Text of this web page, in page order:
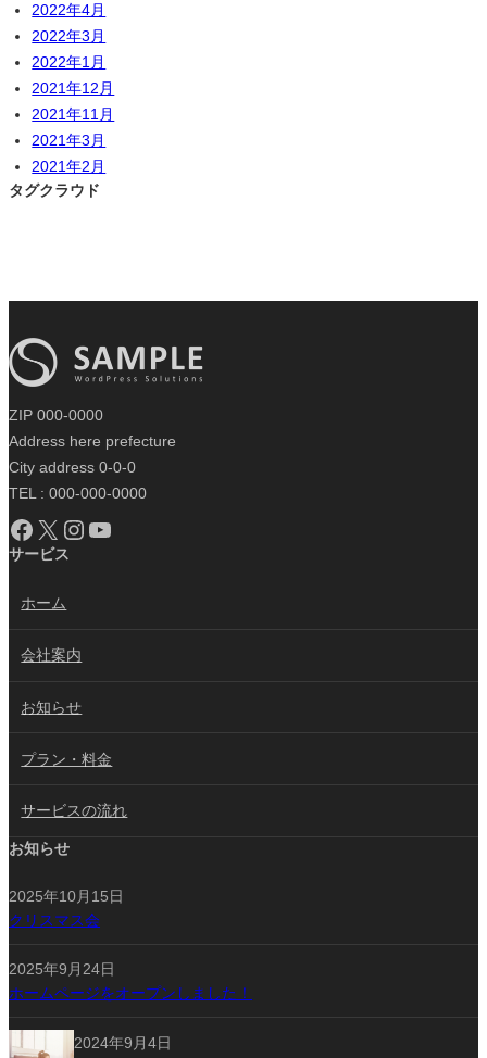
2022年4月
2022年3月
2022年1月
2021年12月
2021年11月
2021年3月
2021年2月
タグクラウド
ZIP 000-0000
Address here prefecture
City address 0-0-0
TEL : 000-000-0000
Facebook X Instagram YouTube
サービス
ホーム
会社案内
お知らせ
プラン・料金
サービスの流れ
お知らせ
2025年10月15日
クリスマス会
2025年9月24日
ホームページをオープンしました！
2024年9月4日